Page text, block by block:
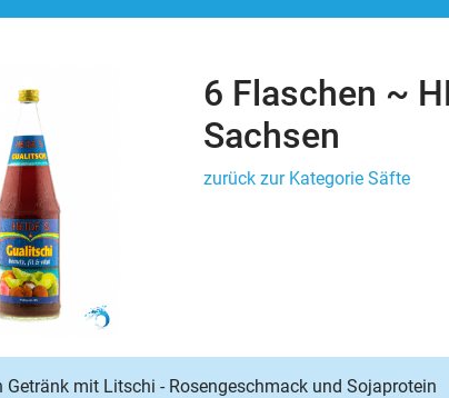
6 Flaschen ~
Sachsen
zurück zur Kategorie Säfte
Getränk mit Litschi - Rosengeschmack und Sojaprotein